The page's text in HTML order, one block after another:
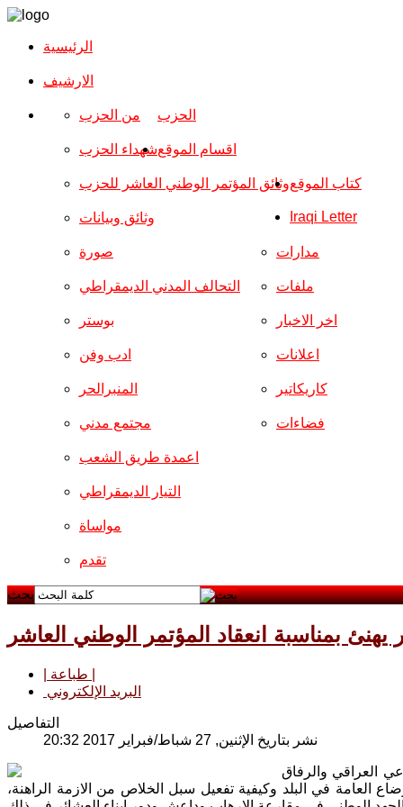
الرئيسية
الارشیف
الحزب من الحزب
شهداء الحزب
وثائق المؤتمر الوطني العاشر للحزب
وثائق وبيانات
اقسام الموقع
صورة
التحالف المدني الديمقراطي
بوستر
ادب وفن
المنبرالحر
مجتمع مدني
مدارات
ملفات
اخر الاخبار
اعلانات
كاريكاتير
فضاءات
اعمدة طريق الشعب
التيار الديمقراطي
مواساة
تقدم
كتاب الموقع
Iraqi Letter
بحث
بمناسبة انعقاد المؤتمر الوطني العاشر
البريد الإلكتروني
التفاصيل
نشر بتاريخ الإثنين, 27 شباط/فبراير 2017 20:32
العراقي والرفاق
العامة في البلد وكيفية تفعيل سبل الخلاص من الازمة الراهنة،